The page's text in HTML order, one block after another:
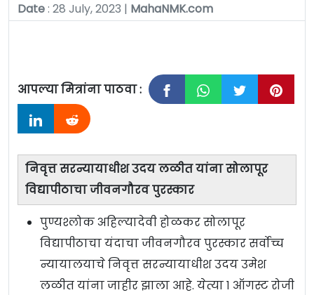
Date: 28 July, 2023 | MahaNMK.com
आपल्या मित्रांना पाठवा :
निवृत्त सरन्यायाधीश उदय लळीत यांना सोलापूर
विद्यापीठाचा जीवनगौरव पुरस्कार
पुण्यश्लोक अहिल्यादेवी होळकर सोलापूर
विद्यापीठाचा यंदाचा जीवनगौरव पुरस्कार सर्वोच्च
न्यायालयाचे निवृत्त सरन्यायाधीश उदय उमेश
लळीत यांना जाहीर झाला आहे. येत्या १ ऑगस्ट रोजी